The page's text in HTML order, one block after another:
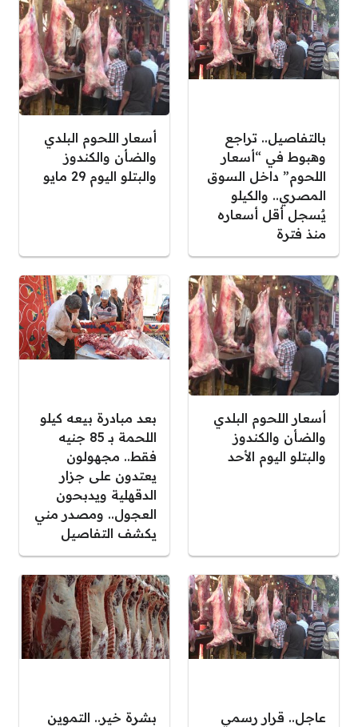
بالتفاصيل.. تراجع
وهبوط في “أسعار
اللحوم” داخل السوق
المصري.. والكيلو
يٌسجل أقل أسعاره
منذ فترة
أسعار اللحوم البلدي
والضأن والكندوز
والبتلو اليوم 29 مايو
أسعار اللحوم البلدي
والضأن والكندوز
والبتلو اليوم الأحد
بعد مبادرة بيعه كيلو
اللحمة بـ 85 جنيه
فقط.. مجهولون
يعتدون على جزار
الدقهلية ويدبحون
العجول.. ومصدر مني
يكشف التفاصيل
عاجل.. قرار رسمي
بشرة خير.. التموين